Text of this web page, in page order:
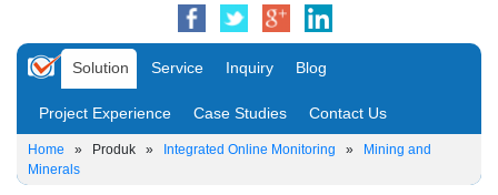
Solution Service Inquiry Blog
Project Experience Case Studies Contact Us
Home » Produk » Integrated Online Monitoring »
Mining and
Minerals